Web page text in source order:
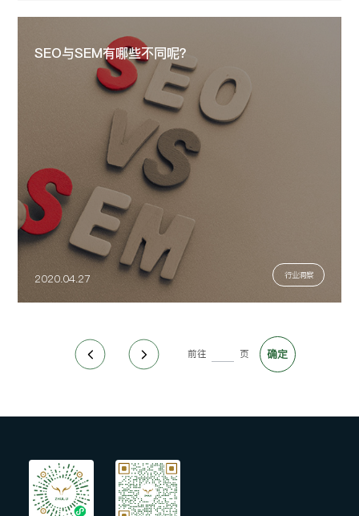
SEO与SEM有哪些不同呢？
2020.04.27 行业洞察
前往 页